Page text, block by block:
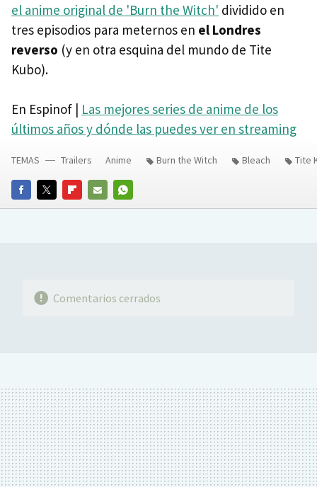
el anime original de 'Burn the Witch' dividido en
tres episodios para meternos en el Londres
reverso (y en otra esquina del mundo de Tite
Kubo).
En Espinof | Las mejores series de anime de los
últimos años y dónde las puedes ver en streaming
FACEBOOKTWITTERFLIPBOARD
E-
WHATSAPP
TEMAS Trailers Anime Burn the Witch Bleach Tite
Comentarios cerrados